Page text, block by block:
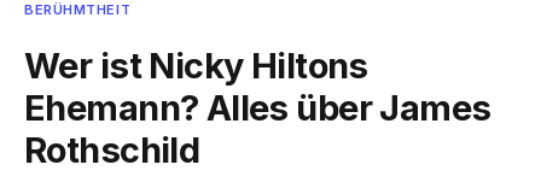
BERÜHMTHEIT
Wer ist Nicky Hiltons
Ehemann? Alles über James
Rothschild